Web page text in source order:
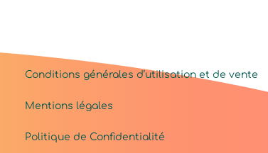
Conditions générales d’utilisation et de vente
Mentions légales
Politique de Confidentialité